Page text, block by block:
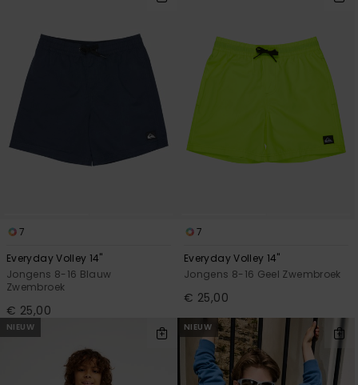
7
Everyday Volley 14"
Jongens 8-16 Blauw
Zwembroek
€ 25,00
7
Everyday Volley 14"
Jongens 8-16 Geel Zwembroek
€ 25,00
NIEUW NIEUW